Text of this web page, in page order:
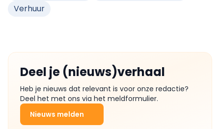
Verhuur
Deel je (nieuws)verhaal
Heb je nieuws dat relevant is voor onze redactie?
Deel het met ons via het meldformulier.
Nieuws melden